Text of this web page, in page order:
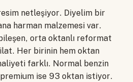
netleşiyor. Diyelim bir
harman malzemesi var.
orta oktanlı reformat
Her birinin hem oktan
farklı. Normal benzin
ise 93 oktan istiyor.